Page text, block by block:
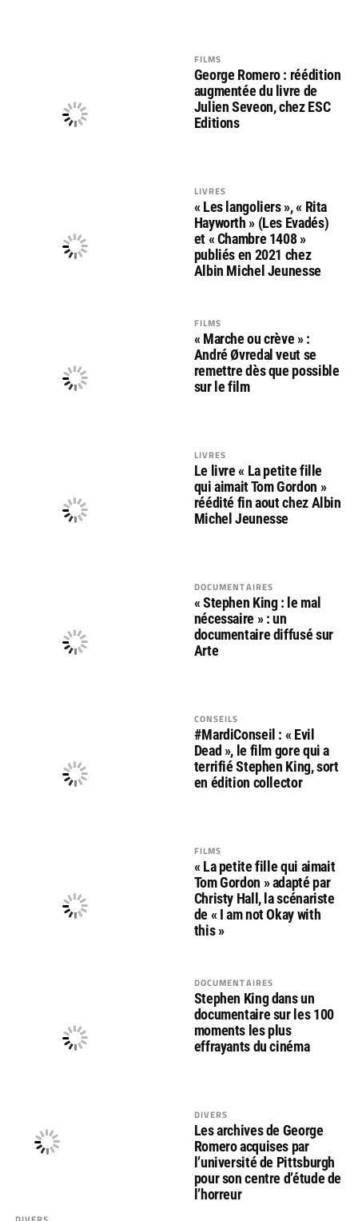
FILMS
George Romero : réédition
augmentée du livre de
Julien Seveon, chez ESC
Editions
LIVRES
« Les langoliers », « Rita
Hayworth » (Les Evadés)
et « Chambre 1408 »
publiés en 2021 chez
Albin Michel Jeunesse
FILMS
« Marche ou crève » :
André Øvredal veut se
remettre dès que possible
sur le film
LIVRES
Le livre « La petite fille
qui aimait Tom Gordon »
réédité fin aout chez Albin
Michel Jeunesse
DOCUMENTAIRES
« Stephen King : le mal
nécessaire » : un
documentaire diffusé sur
Arte
CONSEILS
#MardiConseil : « Evil
Dead », le film gore qui a
terrifié Stephen King, sort
en édition collector
FILMS
« La petite fille qui aimait
Tom Gordon » adapté par
Christy Hall, la scénariste
de « I am not Okay with
this »
DOCUMENTAIRES
Stephen King dans un
documentaire sur les 100
moments les plus
effrayants du cinéma
DIVERS
Les archives de George
Romero acquises par
l’université de Pittsburgh
pour son centre d’étude de
l’horreur